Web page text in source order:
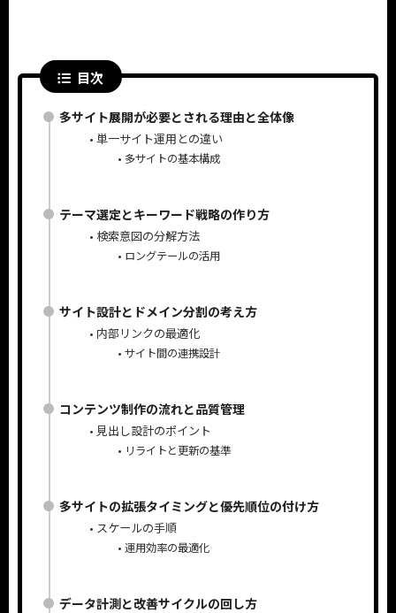
目次
多サイト展開が必要とされる理由と全体像
単一サイト運用との違い
多サイトの基本構成
テーマ選定とキーワード戦略の作り方
検索意図の分解方法
ロングテールの活用
サイト設計とドメイン分割の考え方
内部リンクの最適化
サイト間の連携設計
コンテンツ制作の流れと品質管理
見出し設計のポイント
リライトと更新の基準
多サイトの拡張タイミングと優先順位の付け方
スケールの手順
運用効率の最適化
データ計測と改善サイクルの回し方